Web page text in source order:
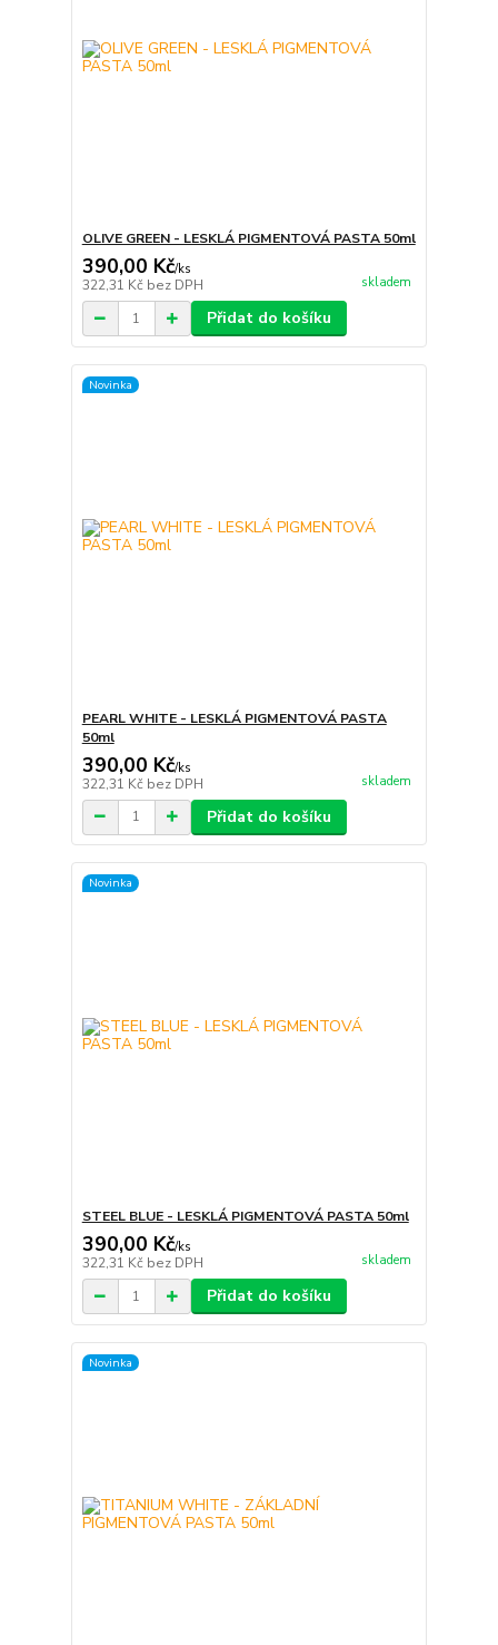
OLIVE GREEN - LESKLÁ PIGMENTOVÁ PASTA 50ml
390,00 Kč/ks
322,31 Kč bez DPH skladem
Přidat do košíku
Novinka
PEARL WHITE - LESKLÁ PIGMENTOVÁ PASTA
50ml
390,00 Kč/ks
322,31 Kč bez DPH skladem
Přidat do košíku
Novinka
STEEL BLUE - LESKLÁ PIGMENTOVÁ PASTA 50ml
390,00 Kč/ks
322,31 Kč bez DPH skladem
Přidat do košíku
Novinka